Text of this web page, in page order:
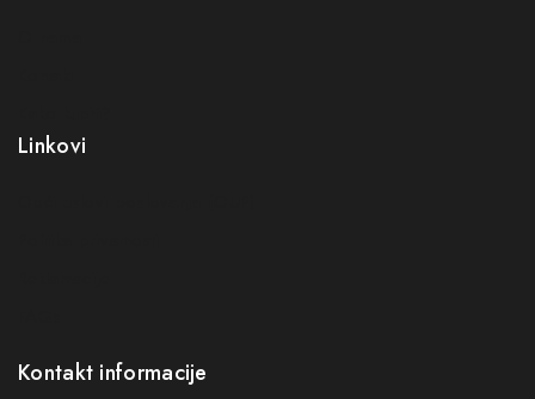
Linkovi
Kontakt informacije